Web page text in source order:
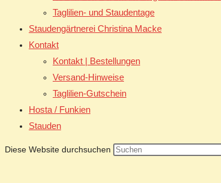
Taglilien- und Staudentage
Staudengärtnerei Christina Macke
Kontakt
Kontakt | Bestellungen
Versand-Hinweise
Taglilien-Gutschein
Hosta / Funkien
Stauden
Diese Website durchsuchen